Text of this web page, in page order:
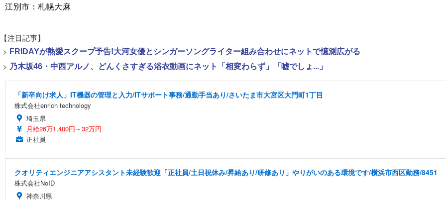
江別市：札幌大麻
【注目記事】
> FRIDAYが熱愛スクープ予告!大河女優とシンガーソングライター組み合わせにネットで憶測広がる
> 乃木坂46・中西アルノ、どんくさすぎる浴衣動画にネット「相変わらず」「嘘でしょ...」
「新卒向け求人」IT機器の管理と入力/ITサポート事務/通勤手当あり/さいたま市大宮区大門町1丁目
株式会社enrich technology
埼玉県
月給26万1,400円～32万円
正社員
クオリティエンジニアアシスタント未経験歓迎「正社員/土日祝休み/昇給あり/研修あり」やりがいのある環境です/横浜市西区勤務/8451
株式会社NoID
神奈川県